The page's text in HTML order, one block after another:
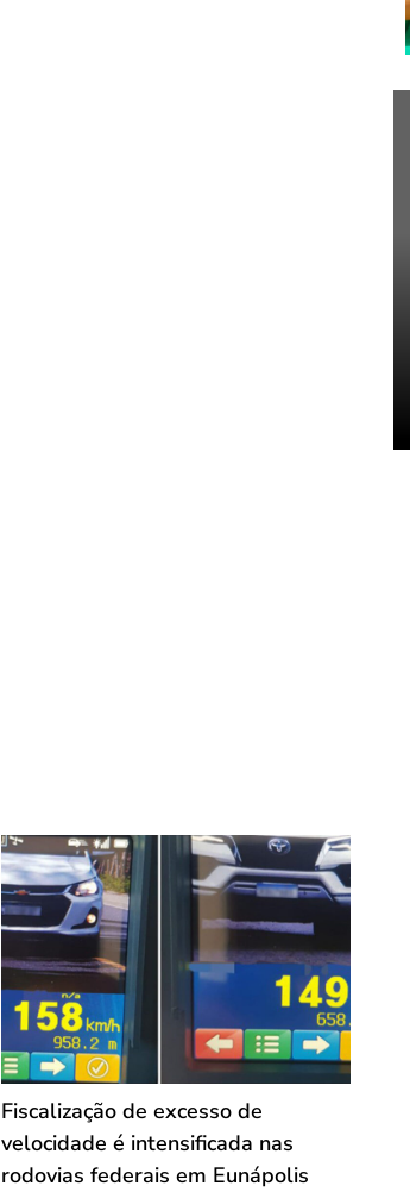
Fiscalização de excesso de
velocidade é intensificada nas
rodovias federais em Eunápolis